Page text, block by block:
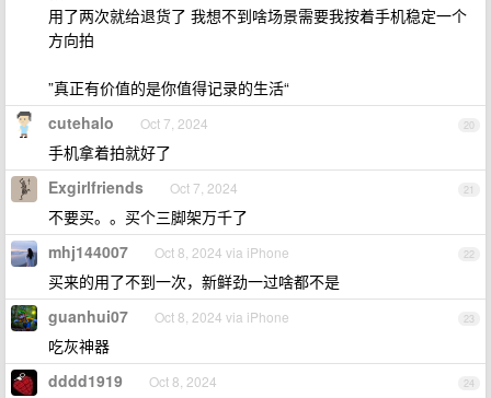
用了两次就给退货了 我想不到啥场景需要我按着手机稳定一个
方向拍
”真正有价值的是你值得记录的生活“
20
cutehalo Oct 7, 2024
手机拿着拍就好了
21
Exgirlfriends Oct 7, 2024
不要买。。买个三脚架万千了
22
mhj144007 Oct 8, 2024 via iPhone
买来的用了不到一次，新鲜劲一过啥都不是
23
guanhui07 Oct 8, 2024 via iPhone
吃灰神器
24
dddd1919 Oct 8, 2024